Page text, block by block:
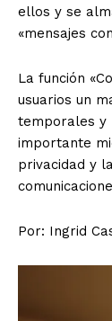
ellos y se
«mensajes
La función
usuarios un
temporales y
importante
privacidad y
Por: Ingrid